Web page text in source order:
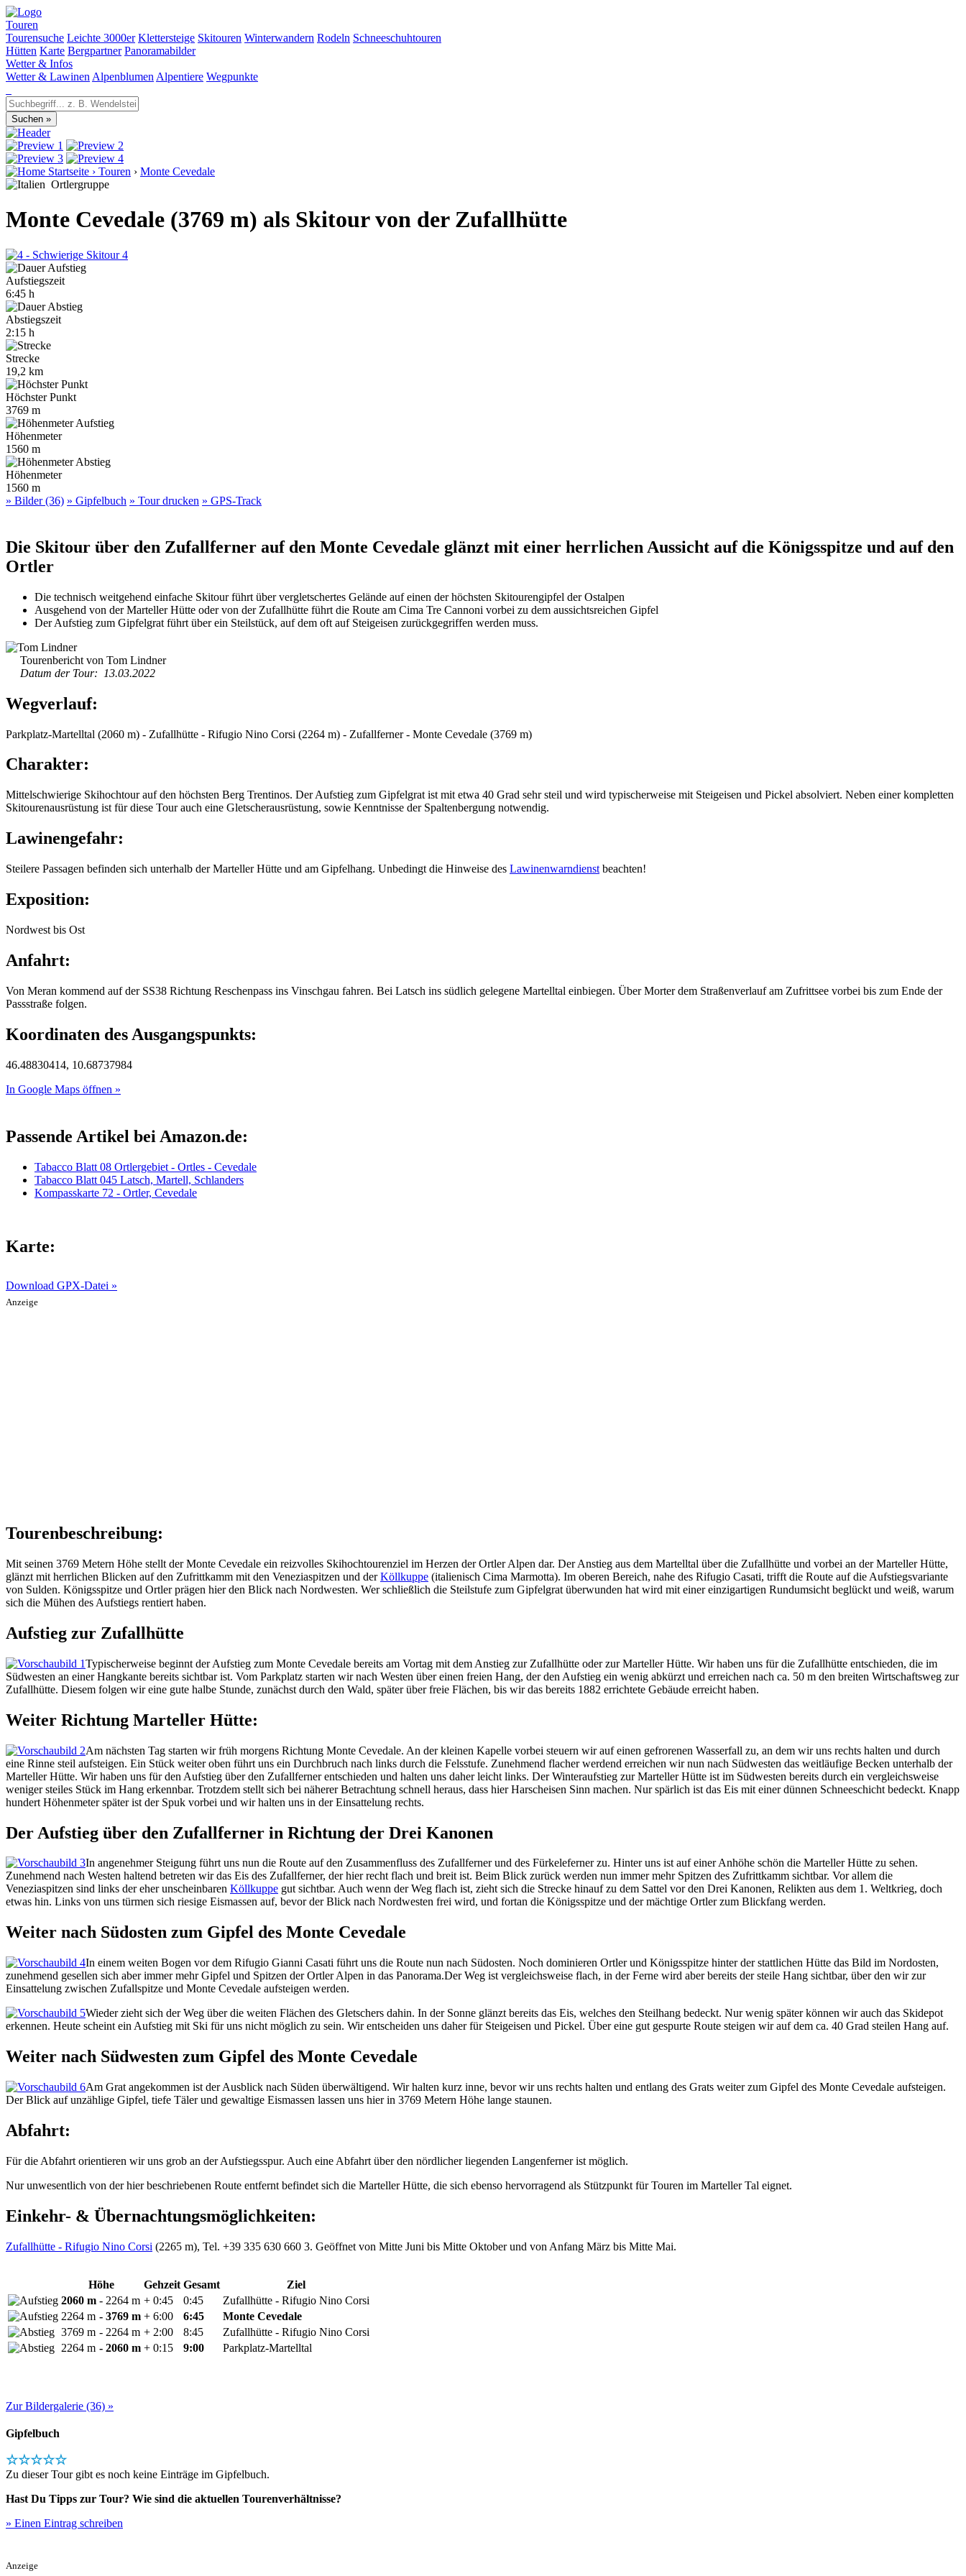
Touren
Tourensuche Leichte 3000er Klettersteige Skitouren Winterwandern Rodeln Schneeschuhtouren
Hütten Karte Bergpartner Panoramabilder
Wetter & Infos
Wetter & Lawinen Alpenblumen Alpentiere Wegpunkte
Startseite › Touren › Monte Cevedale
Ortlergruppe
Monte Cevedale (3769 m) als Skitour von der Zufallhütte
4
Aufstiegszeit
6:45 h
Abstiegszeit
2:15 h
Strecke
19,2 km
Höchster Punkt
3769 m
Höhenmeter
1560 m
Höhenmeter
1560 m
» Bilder (36) » Gipfelbuch » Tour drucken » GPS-Track
Die Skitour über den Zufallferner auf den Monte Cevedale glänzt mit einer herrlichen Aussicht auf die Königsspitze und auf den
Ortler
Die technisch weitgehend einfache Skitour führt über vergletschertes Gelände auf einen der höchsten Skitourengipfel der Ostalpen
Ausgehend von der Marteller Hütte oder von der Zufallhütte führt die Route am Cima Tre Cannoni vorbei zu dem aussichtsreichen Gipfel
Der Aufstieg zum Gipfelgrat führt über ein Steilstück, auf dem oft auf Steigeisen zurückgegriffen werden muss.
Tourenbericht von Tom Lindner
Datum der Tour: 13.03.2022
Wegverlauf:
Parkplatz-Martelltal (2060 m) - Zufallhütte - Rifugio Nino Corsi (2264 m) - Zufallferner - Monte Cevedale (3769 m)
Charakter:
Mittelschwierige Skihochtour auf den höchsten Berg Trentinos. Der Aufstieg zum Gipfelgrat ist mit etwa 40 Grad sehr steil und wird typischerweise mit Steigeisen und Pickel absolviert. Neben einer kompletten
Skitourenausrüstung ist für diese Tour auch eine Gletscherausrüstung, sowie Kenntnisse der Spaltenbergung notwendig.
Lawinengefahr:
Steilere Passagen befinden sich unterhalb der Marteller Hütte und am Gipfelhang. Unbedingt die Hinweise des Lawinenwarndienst beachten!
Exposition:
Nordwest bis Ost
Anfahrt:
Von Meran kommend auf der SS38 Richtung Reschenpass ins Vinschgau fahren. Bei Latsch ins südlich gelegene Martelltal einbiegen. Über Morter dem Straßenverlauf am Zufrittsee vorbei bis zum Ende der
Passstraße folgen.
Koordinaten des Ausgangspunkts:
46.48830414, 10.68737984
In Google Maps öffnen »
Passende Artikel bei Amazon.de:
Tabacco Blatt 08 Ortlergebiet - Ortles - Cevedale
Tabacco Blatt 045 Latsch, Martell, Schlanders
Kompasskarte 72 - Ortler, Cevedale
Karte:
Download GPX-Datei »
Anzeige
Tourenbeschreibung:
Mit seinen 3769 Metern Höhe stellt der Monte Cevedale ein reizvolles Skihochtourenziel im Herzen der Ortler Alpen dar. Der Anstieg aus dem Martelltal über die Zufallhütte und vorbei an der Marteller Hütte,
glänzt mit herrlichen Blicken auf den Zufrittkamm mit den Veneziaspitzen und derKöllkuppe (italienisch Cima Marmotta). Im oberen Bereich, nahe des Rifugio Casati, trifft die Route auf die Aufstiegsvariante
von Sulden. Königsspitze und Ortler prägen hier den Blick nach Nordwesten. Wer schließlich die Steilstufe zum Gipfelgrat überwunden hat wird mit einer einzigartigen Rundumsicht beglückt und weiß, warum
sich die Mühen des Aufstiegs rentiert haben.
Aufstieg zur Zufallhütte
Typischerweise beginnt der Aufstieg zum Monte Cevedale bereits am Vortag mit dem Anstieg zur Zufallhütte oder zur Marteller Hütte. Wir haben uns für die Zufallhütte entschieden, die im
Südwesten an einer Hangkante bereits sichtbar ist. Vom Parkplatz starten wir nach Westen über einen freien Hang, der den Aufstieg ein wenig abkürzt und erreichen nach ca. 50 m den breiten Wirtschaftsweg zur
Zufallhütte. Diesem folgen wir eine gute halbe Stunde, zunächst durch den Wald, später über freie Flächen, bis wir das bereits 1882 errichtete Gebäude erreicht haben.
Weiter Richtung Marteller Hütte:
Am nächsten Tag starten wir früh morgens Richtung Monte Cevedale. An der kleinen Kapelle vorbei steuern wir auf einen gefrorenen Wasserfall zu, an dem wir uns rechts halten und durch
eine Rinne steil aufsteigen. Ein Stück weiter oben führt uns ein Durchbruch nach links durch die Felsstufe. Zunehmend flacher werdend erreichen wir nun nach Südwesten das weitläufige Becken unterhalb der
Marteller Hütte. Wir haben uns für den Aufstieg über den Zufallferner entschieden und halten uns daher leicht links. Der Winteraufstieg zur Marteller Hütte ist im Südwesten bereits durch ein vergleichsweise
weniger steiles Stück im Hang erkennbar. Trotzdem stellt sich bei näherer Betrachtung schnell heraus, dass hier Harscheisen Sinn machen. Nur spärlich ist das Eis mit einer dünnen Schneeschicht bedeckt. Knapp
hundert Höhenmeter später ist der Spuk vorbei und wir halten uns in der Einsattelung rechts.
Der Aufstieg über den Zufallferner in Richtung der Drei Kanonen
In angenehmer Steigung führt uns nun die Route auf den Zusammenfluss des Zufallferner und des Fürkeleferner zu. Hinter uns ist auf einer Anhöhe schön die Marteller Hütte zu sehen.
Zunehmend nach Westen haltend betreten wir das Eis des Zufallferner, der hier recht flach und breit ist. Beim Blick zurück werden nun immer mehr Spitzen des Zufrittkamm sichtbar. Vor allem die
Veneziaspitzen sind links der eher unscheinbaren Köllkuppe gut sichtbar. Auch wenn der Weg flach ist, zieht sich die Strecke hinauf zu dem Sattel vor den Drei Kanonen, Relikten aus dem 1. Weltkrieg, doch
etwas hin. Links von uns türmen sich riesige Eismassen auf, bevor der Blick nach Nordwesten frei wird, und fortan die Königsspitze und der mächtige Ortler zum Blickfang werden.
Weiter nach Südosten zum Gipfel des Monte Cevedale
In einem weiten Bogen vor dem Rifugio Gianni Casati führt uns die Route nun nach Südosten. Noch dominieren Ortler und Königsspitze hinter der stattlichen Hütte das Bild im Nordosten,
zunehmend gesellen sich aber immer mehr Gipfel und Spitzen der Ortler Alpen in das Panorama.Der Weg ist vergleichsweise flach, in der Ferne wird aber bereits der steile Hang sichtbar, über den wir zur
Einsattelung zwischen Zufallspitze und Monte Cevedale aufsteigen werden.
Wieder zieht sich der Weg über die weiten Flächen des Gletschers dahin. In der Sonne glänzt bereits das Eis, welches den Steilhang bedeckt. Nur wenig später können wir auch das Skidepot
erkennen. Heute scheint ein Aufstieg mit Ski für uns nicht möglich zu sein. Wir entscheiden uns daher für Steigeisen und Pickel. Über eine gut gespurte Route steigen wir auf dem ca. 40 Grad steilen Hang auf.
Weiter nach Südwesten zum Gipfel des Monte Cevedale
Am Grat angekommen ist der Ausblick nach Süden überwältigend. Wir halten kurz inne, bevor wir uns rechts halten und entlang des Grats weiter zum Gipfel des Monte Cevedale aufsteigen.
Der Blick auf unzählige Gipfel, tiefe Täler und gewaltige Eismassen lassen uns hier in 3769 Metern Höhe lange staunen.
Abfahrt:
Für die Abfahrt orientieren wir uns grob an der Aufstiegsspur. Auch eine Abfahrt über den nördlicher liegenden Langenferner ist möglich.
Nur unwesentlich von der hier beschriebenen Route entfernt befindet sich die Marteller Hütte, die sich ebenso hervorragend als Stützpunkt für Touren im Marteller Tal eignet.
Einkehr- & Übernachtungsmöglichkeiten:
Zufallhütte - Rifugio Nino Corsi (2265 m), Tel. +39 335 630 660 3. Geöffnet von Mitte Juni bis Mitte Oktober und von Anfang März bis Mitte Mai.
Höhe Gehzeit Gesamt
Ziel
2060 m - 2264 m + 0:45 0:45
Zufallhütte - Rifugio Nino Corsi
2264 m - 3769 m + 6:00 6:45
Monte Cevedale
3769 m - 2264 m + 2:00 8:45
Zufallhütte - Rifugio Nino Corsi
2264 m - 2060 m + 0:15 9:00 Parkplatz-Martelltal
Zur Bildergalerie (36) »
Gipfelbuch
☆☆☆☆☆
Zu dieser Tour gibt es noch keine Einträge im Gipfelbuch.
Hast Du Tipps zur Tour? Wie sind die aktuellen Tourenverhältnisse?
» Einen Eintrag schreiben
Anzeige